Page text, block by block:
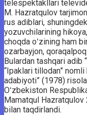
telespektakllari
M. Hazratqulov
rus adiblari,
yozuvchilarining
choqda oʻzining ham
ozarbayjon,
Bulardan tashqari adib
“Ipaklari tillodan”
adabiyoti” (1978)
Oʻzbekiston
Mamatqul Hazratqulov
bilan taqdirlandi.